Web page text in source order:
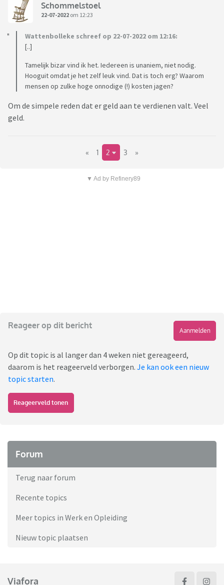
Schommelstoel
22-07-2022 om 12:23
Wattenbolleke schreef op 22-07-2022 om 12:16:
[..]
Tamelijk bizar vind ik het. Iedereen is unaniem, niet nodig.
Hooguit omdat je het zelf leuk vind. Dat is toch erg? Waarom
mensen op zulke hoge onnodige (!) kosten jagen?
Om de simpele reden dat er geld aan te verdienen valt. Veel
geld.
« 1 2 3 »
▼ Ad by Refinery89
Reageer op dit bericht
Aanmelden
Op dit topic is al langer dan 4 weken niet gereageerd,
daarom is het reageerveld verborgen. Je kan ook een nieuw
topic starten.
Reageerveld tonen
Forum
Terug naar forum
Recente topics
Meer topics in Werk en Opleiding
Nieuw topic plaatsen
Viafora